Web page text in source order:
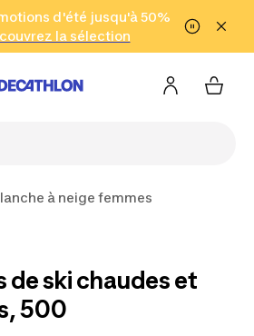
Aller au contenu Aller au pied de
d'été jusqu'à 50%
la sélection
Cliquez ici
2 h!
à neige femmes
ski chaudes et
500